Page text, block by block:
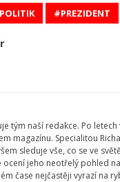
POLITIK PREZIDENT
tým naší redakce. Po letech
magazínu. Specialitou
sleduje vše, co se ve
ocení jeho neotřelý pohled
čase nejčastěji vyrazí na